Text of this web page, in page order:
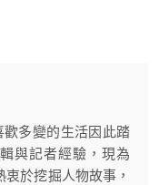
多變的生活因此踏
與記者經驗，現為
衷於挖掘人物故事，